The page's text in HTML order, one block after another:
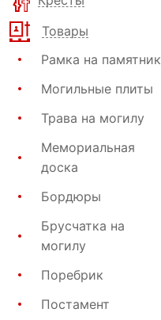
Товары
Рамка на памятник
Могильные плиты
Трава на могилу
Мемориальная
доска
Бордюры
Брусчатка на
могилу
Поребрик
Постамент